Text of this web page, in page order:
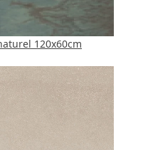
120x60cm